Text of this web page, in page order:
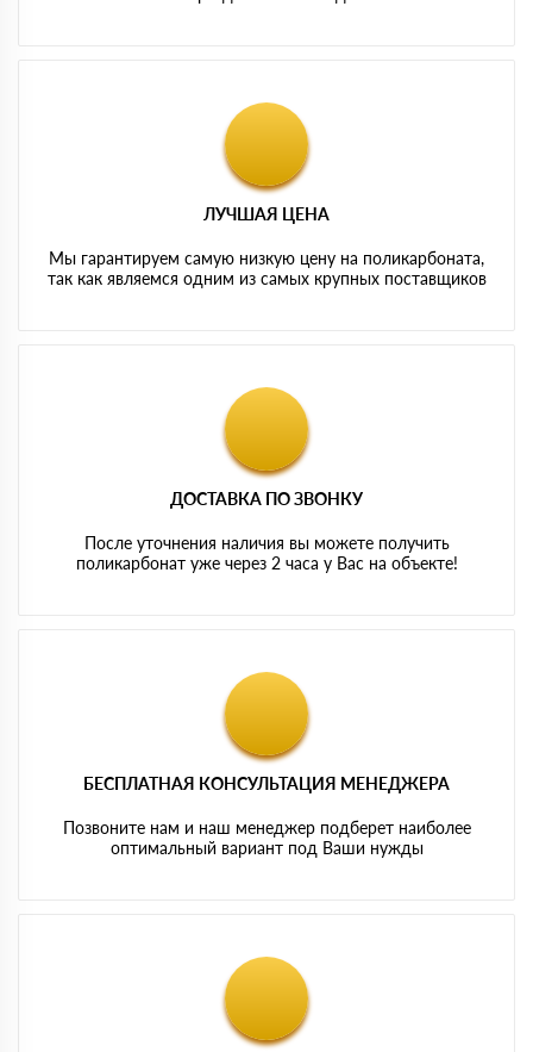
ЛУЧШАЯ ЦЕНА
Мы гарантируем самую низкую цену на поликарбоната,
так как являемся одним из самых крупных поставщиков
ДОСТАВКА ПО ЗВОНКУ
После уточнения наличия вы можете получить
поликарбонат уже через 2 часа у Вас на объекте!
БЕСПЛАТНАЯ КОНСУЛЬТАЦИЯ МЕНЕДЖЕРА
Позвоните нам и наш менеджер подберет наиболее
оптимальный вариант под Ваши нужды